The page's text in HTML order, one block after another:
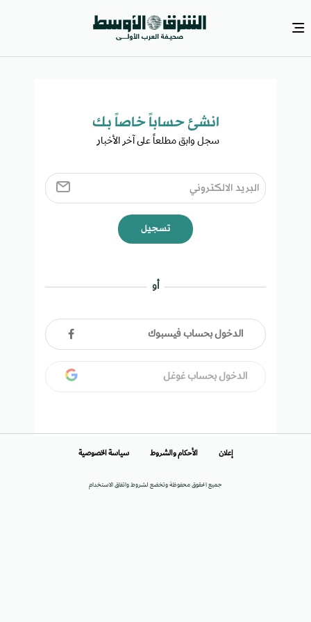
انشئ حساباً خاصاً بك​
سجل وابق مطلعاً على آخر الأخبار ​
تسجيل
أو
الدخول بحساب فيسبوك
الدخول بحساب غوغل
جميع الحقوق محفوظة وتخضع لشروط واتفاق الاستخدام
إعلان الأحكام والشروط سياسة الخصوصية